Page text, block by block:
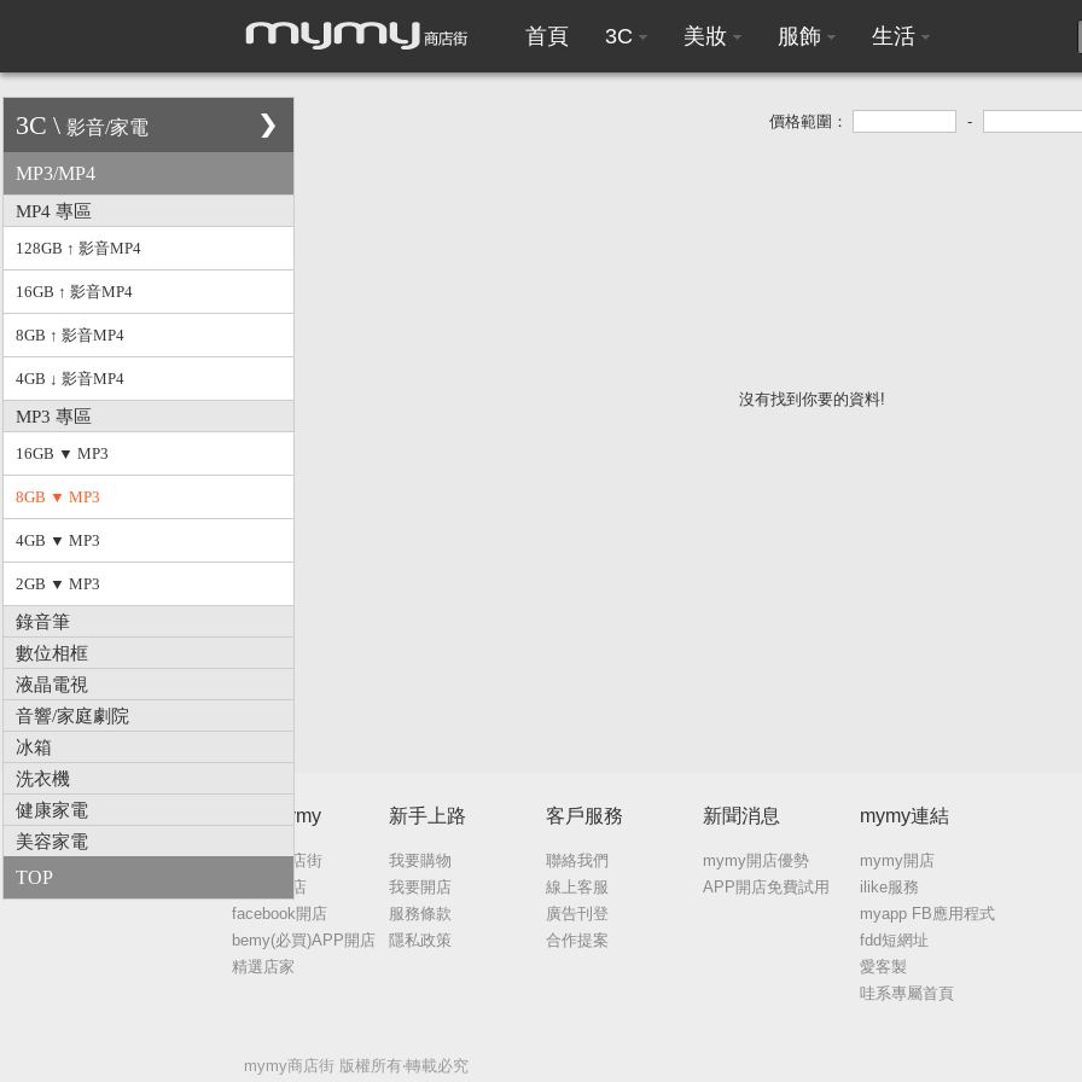
首頁 3C 美妝 服飾 生活
價格範圍： -
3C \ 影音/家電
MP3/MP4
MP4 專區
128GB ↑ 影音MP4
16GB ↑ 影音MP4
8GB ↑ 影音MP4
4GB ↓ 影音MP4
MP3 專區
16GB ▼ MP3
8GB ▼ MP3
4GB ▼ MP3
2GB ▼ MP3
錄音筆
數位相框
液晶電視
音響/家庭劇院
冰箱
洗衣機
健康家電
美容家電
TOP
沒有找到你要的資料!
關於mymy
mymy商店街
mymy開店
facebook開店
bemy(必買)APP開店
精選店家
新手上路
我要購物
我要開店
服務條款
隱私政策
客戶服務
聯絡我們
線上客服
廣告刊登
合作提案
新聞消息
mymy開店優勢
APP開店免費試用
mymy連結
mymy開店
ilike服務
myapp FB應用程式
fdd短網址
愛客製
哇系專屬首頁
mymy商店街 版權所有‧轉載必究